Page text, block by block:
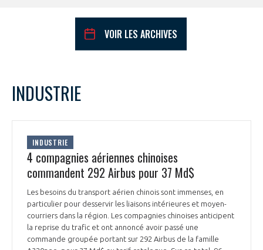
COMMUNIQUÉS DE PRESSE
PRÉSENTATION
NOTRE VISION
NOS MISSIONS
NOTRE HISTOIRE
ORGANISATION
LE CONSEIL DU GIFAS
L’ÉQUIPE DU GIFAS
FONCTIONNEMENT
GEADS
ACCOMPAGNEMENT DE NOS ADHÉRENTS
VOIR LES ARCHIVES
L
1 2
3
12
19 22
INDUSTRIE
INDUSTRIE
4 compagnies aériennes chinoises
commandent 292 Airbus pour 37 Md$
Les besoins du transport aérien chinois sont immenses, en
particulier pour desservir les liaisons intérieures et moyen-
courriers dans la région. Les compagnies chinoises anticipent
la reprise du trafic et ont annoncé avoir passé une
commande groupée portant sur 292 Airbus de la famille
PAS ENCORE ADHÉRENT ?
Rejoignez une filière d’excellence et développez
Avez-vous un statut de droit français ?